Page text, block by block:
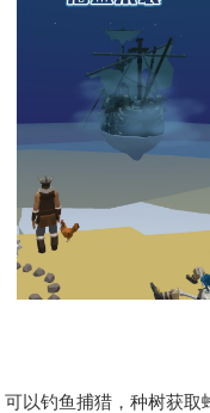
以钓鱼捕猎，种树获取